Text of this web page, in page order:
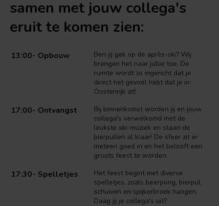
samen met jouw collega's
eruit te komen zien:
13:00- Opbouw
Ben jij gek op de après-ski? Wij
brengen het naar jullie toe. De
ruimte wordt zo ingericht dat je
direct het gevoel hebt dat je in
Oostenrijk zit!
17:00- Ontvangst
Bij binnenkomst worden jij en jouw
collega's verwelkomd met de
leukste ski-muziek en staan de
bierpullen al klaar! De sfeer zit er
meteen goed in en het belooft een
groots feest te worden.
17:30- Spelletjes
Het feest begint met diverse
spelletjes, zoals beerpong, bierpul,
schuiven en spijkerbroek hangen.
Daag jij je collega's uit?